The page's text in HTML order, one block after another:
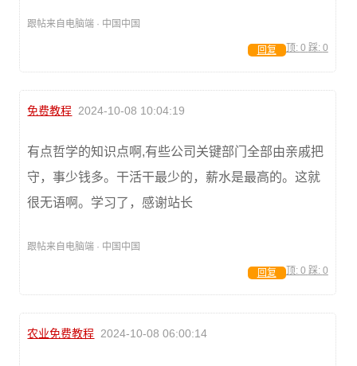
跟帖来自电脑端 · 中国中国
顶: 0 踩: 0
回复
免费教程 2024-10-08 10:04:19
有点哲学的知识点啊,有些公司关键部门全部由亲戚把
守，事少钱多。干活干最少的，薪水是最高的。这就
很无语啊。学习了，感谢站长
跟帖来自电脑端 · 中国中国
顶: 0 踩: 0
回复
农业免费教程 2024-10-08 06:00:14